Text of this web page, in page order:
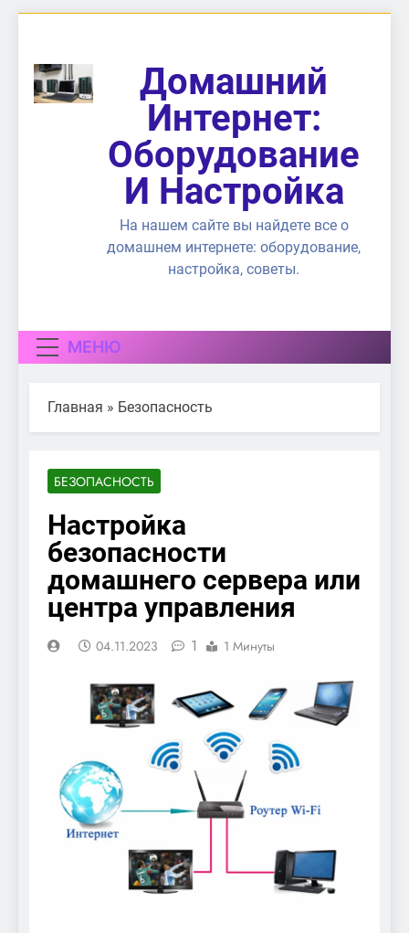
содержимому
Домашний
Интернет:
Оборудование
И Настройка
На нашем сайте вы найдете все о
домашнем интернете: оборудование,
настройка, советы.
МЕНЮ
Главная » Безопасность
БЕЗОПАСНОСТЬ
Настройка
безопасности
домашнего сервера или
центра управления
04.11.2023 1 1 Минуты